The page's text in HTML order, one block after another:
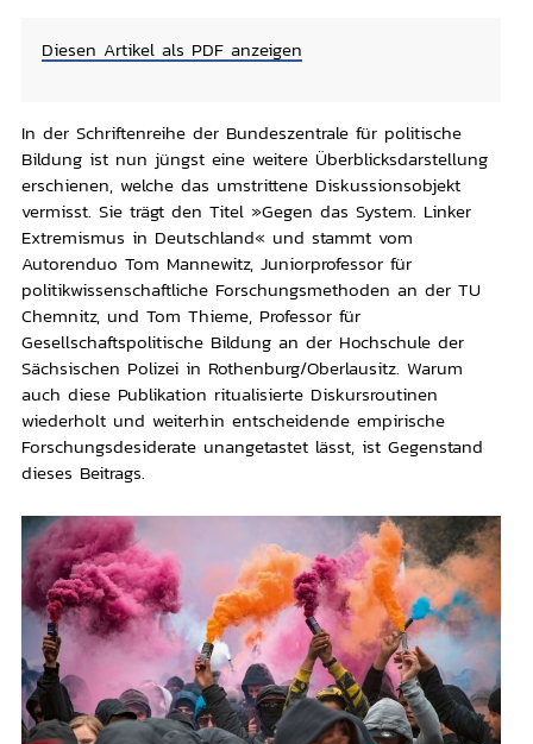
Diesen Artikel als PDF anzeigen
In der Schriftenreihe der Bundeszentrale für politische
Bildung ist nun jüngst eine weitere Überblicksdarstellung
erschienen, welche das umstrittene Diskussionsobjekt
vermisst. Sie trägt den Titel »Gegen das System. Linker
Extremismus in Deutschland« und stammt vom
Autorenduo Tom Mannewitz, Juniorprofessor für
politikwissenschaftliche Forschungsmethoden an der TU
Chemnitz, und Tom Thieme, Professor für
Gesellschaftspolitische Bildung an der Hochschule der
Sächsischen Polizei in Rothenburg/Oberlausitz. Warum
auch diese Publikation ritualisierte Diskursroutinen
wiederholt und weiterhin entscheidende empirische
Forschungsdesiderate unangetastet lässt, ist Gegenstand
dieses Beitrags.